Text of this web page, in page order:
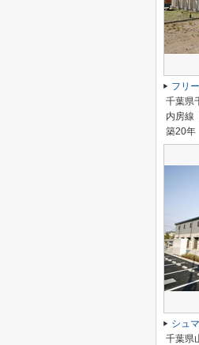
フリ
千葉県
内房線
築20年
シュ
千葉県